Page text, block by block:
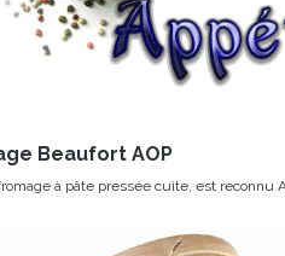
Beaufort AOP
à pâte pressée cuite, est reconnu